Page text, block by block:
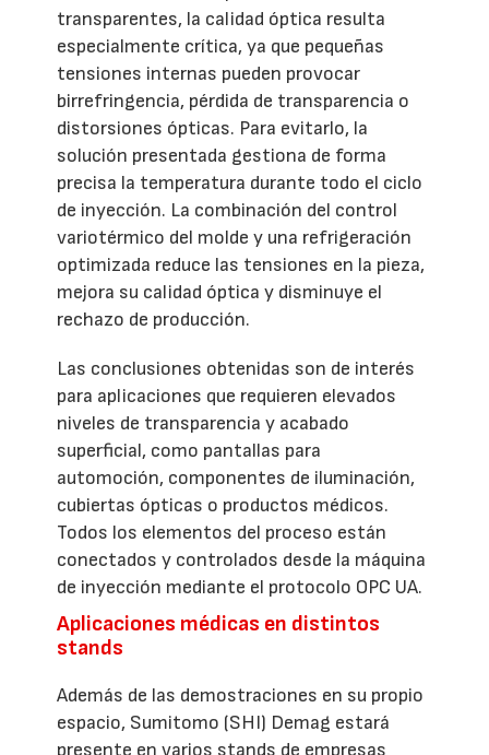
transparentes, la calidad óptica resulta
especialmente crítica, ya que pequeñas
tensiones internas pueden provocar
birrefringencia, pérdida de transparencia o
distorsiones ópticas. Para evitarlo, la
solución presentada gestiona de forma
precisa la temperatura durante todo el ciclo
de inyección. La combinación del control
variotérmico del molde y una refrigeración
optimizada reduce las tensiones en la pieza,
mejora su calidad óptica y disminuye el
rechazo de producción.
Las conclusiones obtenidas son de interés
para aplicaciones que requieren elevados
niveles de transparencia y acabado
superficial, como pantallas para
automoción, componentes de iluminación,
cubiertas ópticas o productos médicos.
Todos los elementos del proceso están
conectados y controlados desde la máquina
de inyección mediante el protocolo OPC UA.
Aplicaciones médicas en distintos
stands
Además de las demostraciones en su propio
espacio, Sumitomo (SHI) Demag estará